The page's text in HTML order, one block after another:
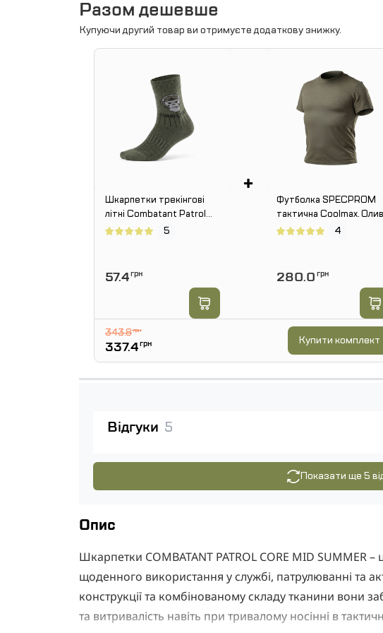
Разом дешевше
Купуючи другий товар ви отримуєте додаткову знижку.
Шкарпетки трекінгові
літні Combatant Patrol
Core Mid Summer. Хакі
5
57.4грн
+
Футболка SPECPROM
тактична Coolmax.
4
280.0 грн
343.8грн
337.4грн Купити комплект
Відгуки 5
Показати ще 5
Опис
Шкарпетки COMBATANT PATROL CORE MID SUMMER
щоденного використання у службі, патрулюванні та
конструкції та комбінованому складу тканини вони
та витривалість навіть при тривалому носінні в